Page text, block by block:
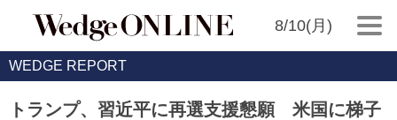
8/10(月)
WEDGE REPORT
トランプ、習近平に再選支援懇願 米国に梯子